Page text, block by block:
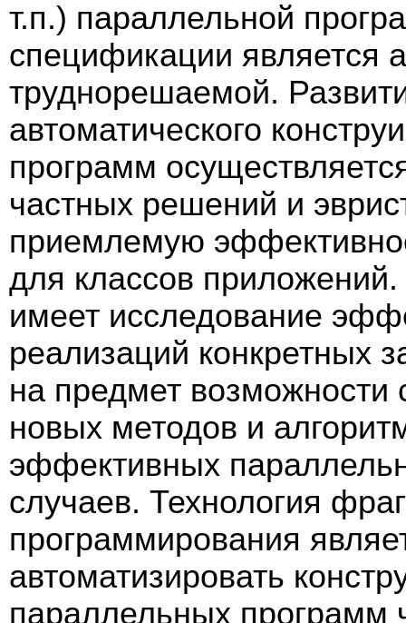
т.п.) параллельной
спецификации является
труднорешаемой.
автоматического
программ
частных решений и
приемлемую
для классов
имеет исследование
реализаций конкретных
на предмет возможности
новых методов и
эффективных
случаев. Технология
программирования
автоматизировать
параллельных программ